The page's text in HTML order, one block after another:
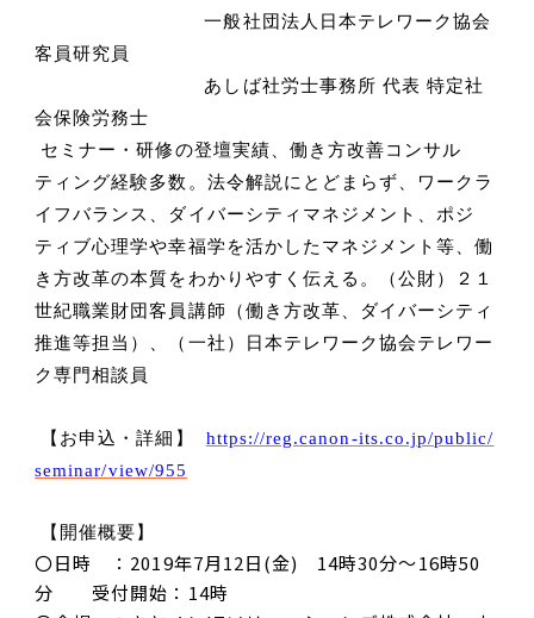
一般社団法人日本テレワーク協会
客員研究員
あしば社労士事務所 代表 特定社
会保険労務士
セミナー・研修の登壇実績、働き方改善コンサル
ティング経験多数。法令解説にとどまらず、ワークラ
イフバランス、ダイバーシティマネジメント、ポジ
ティブ心理学や幸福学を活かしたマネジメント等、働
き方改革の本質をわかりやすく伝える。（公財）２１
世紀職業財団客員講師（働き方改革、ダイバーシティ
推進等担当）、（一社）日本テレワーク協会テレワー
ク専門相談員
【お申込・詳細】 https://reg.canon-its.co.jp/public/
seminar/view/955
【開催概要】
〇日時 ：2019年7月12日(金) 14時30分～16時50
分 受付開始： 14時